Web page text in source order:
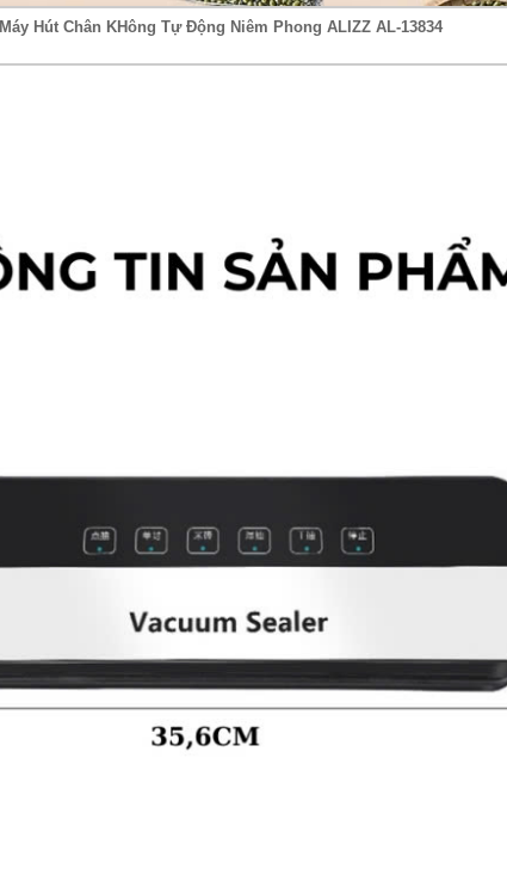
Máy Hút Chân KHông Tự Động Niêm Phong ALIZZ AL-13834